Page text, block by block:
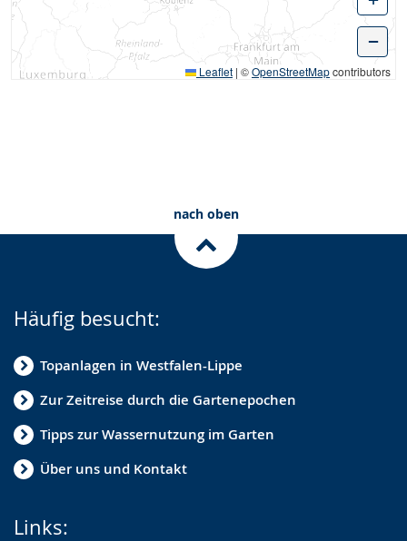
−
Leaflet | ©OpenStreetMapcontributors
nach oben
Häufig besucht:
Topanlagen in Westfalen-Lippe
Zur Zeitreise durch die Gartenepochen
Tipps zur Wassernutzung im Garten
Über uns und Kontakt
Links: